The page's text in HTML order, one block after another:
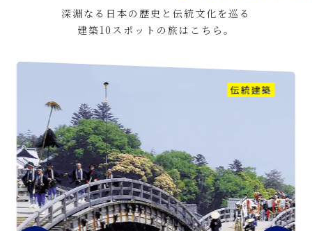
深淵なる日本の歴史と伝統文化を巡る
建築10スポットの旅はこちら。
伝統建築